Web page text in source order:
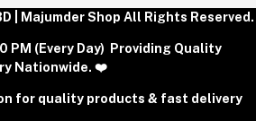
| Majumder Shop All Rights Reserved.
PM (Every Day) Providing Quality
Nationwide. ❤️
for quality products & fast delivery